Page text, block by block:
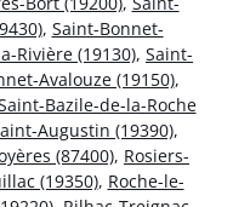
, Saint-Bonnet-
Rivière (19130), Saint-
Avalouze (19150),
Bazile-de-la-Roche
Augustin (19390),
(87400), Rosiers-
(19350), Roche-le-